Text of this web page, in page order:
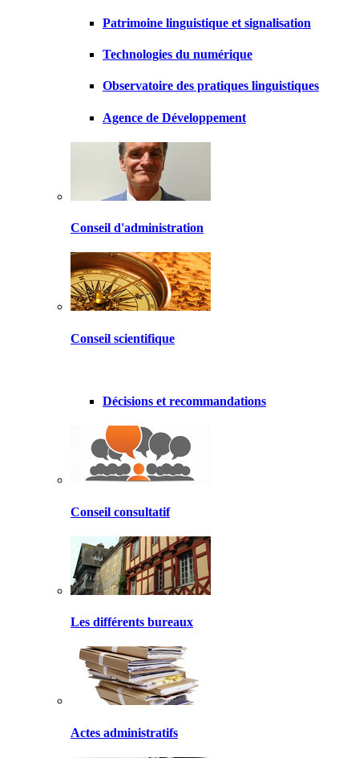
Patrimoine linguistique et signalisation
Technologies du numérique
Observatoire des pratiques linguistiques
Agence de Développement
Conseil d'administration
Conseil scientifique
Décisions et recommandations
Conseil consultatif
Les différents bureaux
Actes administratifs